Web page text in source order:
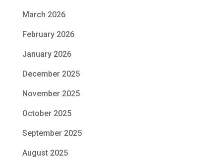
March 2026
February 2026
January 2026
December 2025
November 2025
October 2025
September 2025
August 2025